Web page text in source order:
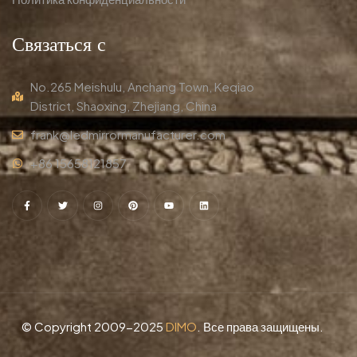
Связаться с
No.265 Meishulu, Anchang Town, Keqiao
District, Shaoxing, Zhejiang, China
frank@ledmirrormanufacturer.com
+86 15658121857
© Copyright 2009-2025 DIMO. Все права защищены.